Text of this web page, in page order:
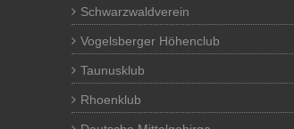
Schwarzwaldverein
Vogelsberger Höhenclub
Taunusklub
Rhoenklub